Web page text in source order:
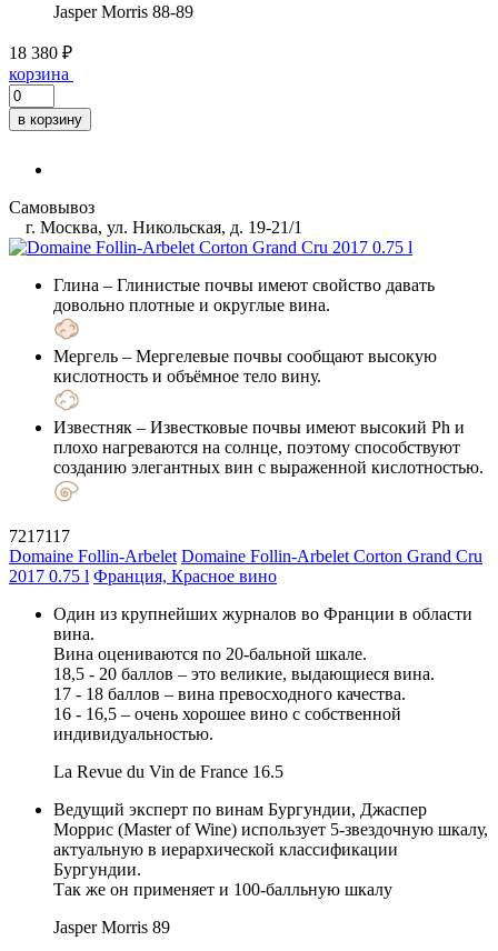
Jasper Morris 88-89
18 380 ₽
корзина
в корзину
Самовывоз
г. Москва, ул. Никольская, д. 19-21/1
Глина – Глинистые почвы имеют свойство давать
довольно плотные и округлые вина.
Мергель – Мергелевые почвы сообщают высокую
кислотность и объёмное тело вину.
Известняк – Известковые почвы имеют высокий Ph и
плохо нагреваются на солнце, поэтому способствуют
созданию элегантных вин с выраженной кислотностью.
7217117
Domaine Follin-Arbelet Domaine Follin-Arbelet Corton Grand Cru
2017 0.75 l Франция, Красное вино
Один из крупнейших журналов во Франции в области
вина.
Вина оцениваются по 20-бальной шкале.
18,5 - 20 баллов – это великие, выдающиеся вина.
17 - 18 баллов – вина превосходного качества.
16 - 16,5 – очень хорошее вино с собственной
индивидуальностью.
La Revue du Vin de France 16.5
Ведущий эксперт по винам Бургундии, Джаспер
Моррис (Master of Wine) использует 5-звездочную шкалу,
актуальную в иерархической классификации
Бургундии.
Так же он применяет и 100-балльную шкалу
Jasper Morris 89